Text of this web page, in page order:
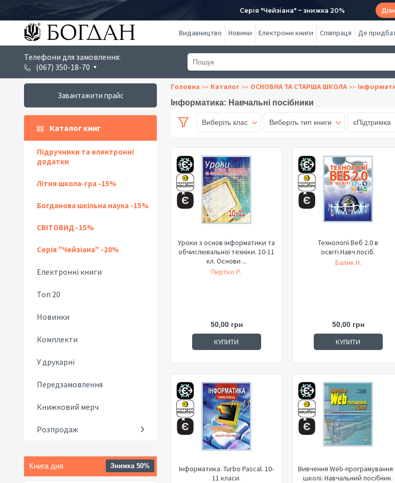
Серія "Чейзіана" ~ знижка 20%
Видавництво Новини Електронні книги Співпраця Де
Телефони для замовлення:
(067) 350-18-70
Завантажити прайс
Каталог книг
Підручники та електронні
додатки
Літня школа-гра -15%
Богданова шкільна наука -15%
СВІТОВИД -15%
Серія "Чейзіана" -20%
Електронні книги
Топ 20
Новинки
Комплекти
У друкарні
Передзамовлення
Книжковий мерч
Розпродаж
Книга дня Знижка 50%
Головна Каталог ОСНОВНА ТА СТАРША ШКОЛА
Інформатика: Навчальні посібники
Виберіть клас Виберіть тип книги єПідтримка
Уроки з основ інформатики та
обчислювальної техніки. 10-11
кл. Основи ...
Пиртко Р.
50,00 грн
КУПИТИ
Технології Веб 2.0 в
освіті.Навч.посіб.
Балик Н.
50,00 грн
КУПИТИ
Інформатика. Turbo Pascal. 10-
11 класи.
Вивчення Web-програмування
школі: Навчальний посібник.